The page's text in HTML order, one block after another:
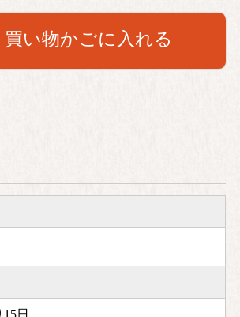
買い物かごに入れる
日